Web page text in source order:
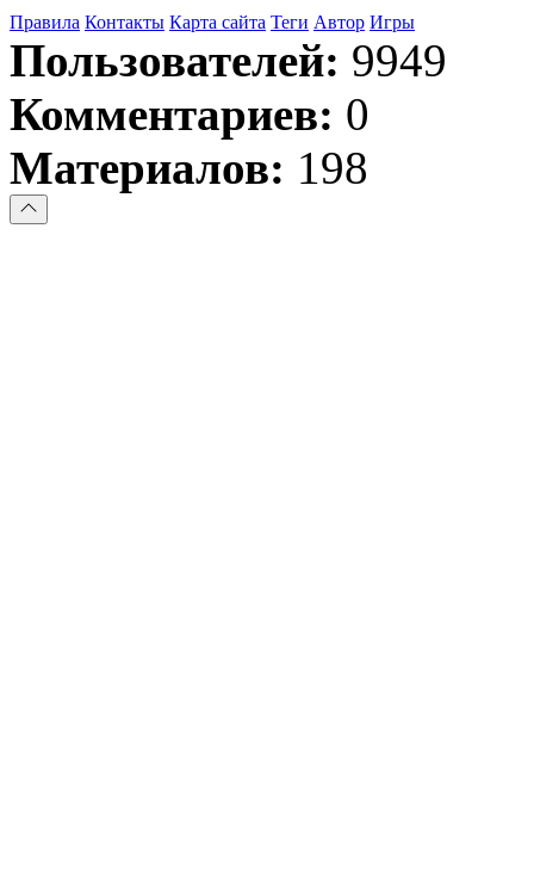
Правила Контакты Карта сайта Теги Автор Игры
Пользователей: 9949
Комментариев: 0
Материалов: 198